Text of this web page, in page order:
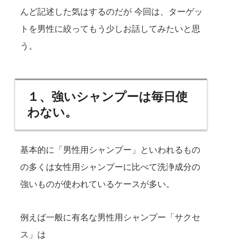
んど記述した気はするのだが 今回は、ターゲッ
トを男性に絞ってもう少しお話してみたいと思
う。
１、強いシャンプーは毎日使
わない。
基本的に「男性用シャンプー」といわれるもの
の多くは女性用シャンプーに比べて洗浄成分の
強いものが使われているケースが多い。
例えば一般に有名な男性用シャンプー「サクセ
ス」は